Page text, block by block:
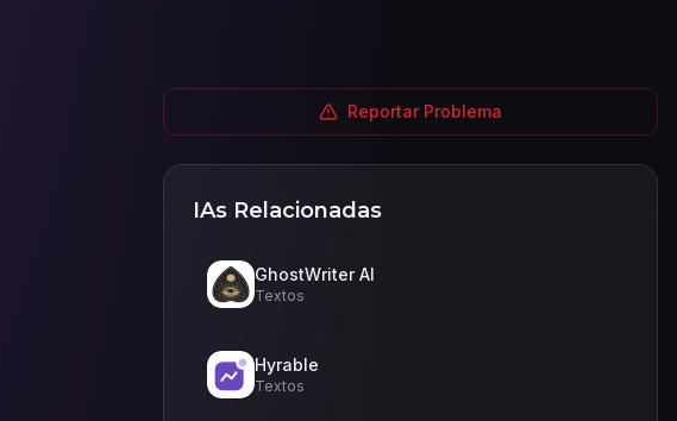
Reportar Problema
IAs Relacionadas
GhostWriter AI
Textos
Hyrable
Textos